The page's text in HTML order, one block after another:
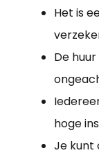
Het is
De
hoge
Je kunt